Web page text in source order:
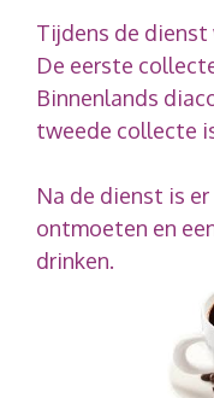
Tijdens de
De eerste
Binnenlands
tweede collecte
Na de dienst is
ontmoeten en
drinken.